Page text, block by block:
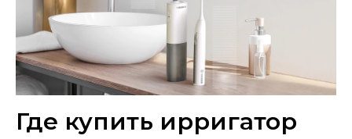
Где купить ирригатор